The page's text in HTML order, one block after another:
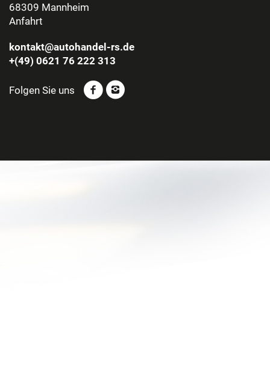
68309 Mannheim
Anfahrt
kontakt@autohandel-rs.de
+(49) 0621 76 222 313
Folgen Sie uns